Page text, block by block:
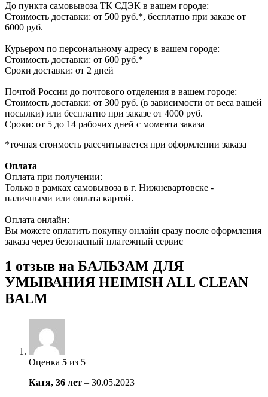
До пункта самовывоза ТК СДЭК в вашем городе:
Стоимость доставки: от 500 руб.*, бесплатно при заказе от
6000 руб.
Курьером по персональному адресу в вашем городе:
Стоимость доставки: от 600 руб.*
Сроки доставки: от 2 дней
Почтой России до почтового отделения в вашем городе:
Стоимость доставки: от 300 руб. (в зависимости от веса вашей
посылки) или бесплатно при заказе от 4000 руб.
Сроки: от 5 до 14 рабочих дней с момента заказа
*точная стоимость рассчитывается при оформлении заказа
Оплата
Оплата при получении:
Только в рамках самовывоза в г. Нижневартовске -
наличными или оплата картой.
Оплата онлайн:
Вы можете оплатить покупку онлайн сразу после оформления
заказа через безопасный платежный сервис
1 отзыв на БАЛЬЗАМ ДЛЯ
УМЫВАНИЯ HEIMISH ALL CLEAN
BALM
Оценка 5 из 5
Катя, 36 лет – 30.05.2023